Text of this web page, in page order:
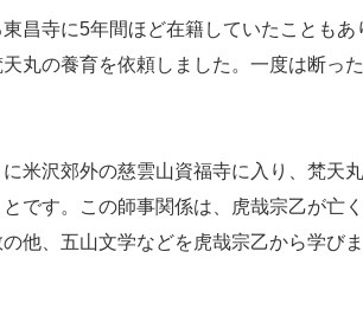
昌寺に5年間ほど在籍していたことも
丸の養育を依頼しました。一度は断っ
米沢郊外の慈雲山資福寺に入り、梵天
です。この師事関係は、虎哉宗乙が亡
他、五山文学などを虎哉宗乙から学び